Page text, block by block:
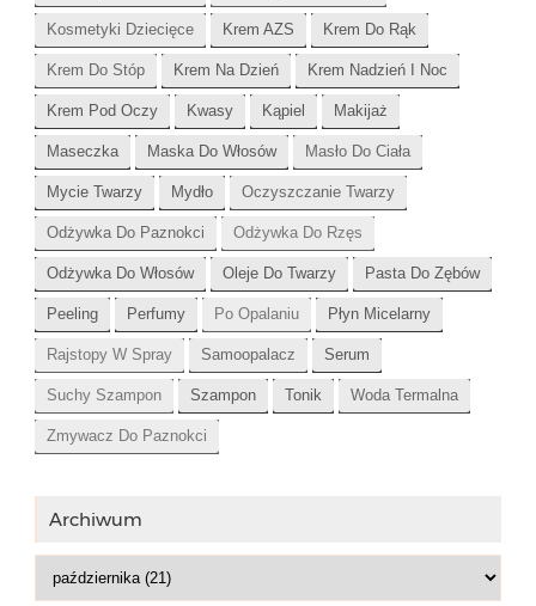
Kosmetyki Dziecięce Krem AZS Krem Do Rąk
Krem Do Stóp Krem Na Dzień Krem Nadzień I Noc
Krem Pod Oczy Kwasy Kąpiel Makijaż
Maseczka Maska Do Włosów Masło Do Ciała
Mycie Twarzy Mydło Oczyszczanie Twarzy
Odżywka Do Paznokci Odżywka Do Rzęs
Odżywka Do Włosów Oleje Do Twarzy Pasta Do Zębów
Peeling Perfumy Po Opalaniu Płyn Micelarny
Rajstopy W Spray Samoopalacz Serum
Suchy Szampon Szampon Tonik Woda Termalna
Zmywacz Do Paznokci
Archiwum